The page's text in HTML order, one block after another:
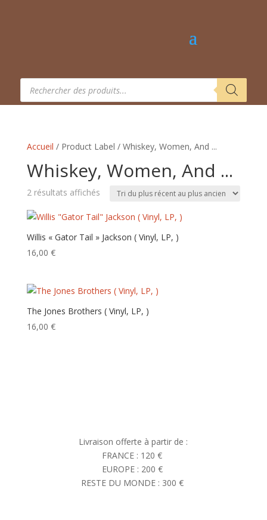
Recherche
produits
Accueil / Product Label / Whiskey, Women, And ...
Whiskey, Women, And ...
2 résultats affichésTrié
plus
récent
Willis « Gator Tail » Jackson‎ ( Vinyl, LP, )
16,00 €
The Jones Brothers‎ ( Vinyl, LP, )
16,00 €
Livraison offerte à partir de :
FRANCE : 120 €
EUROPE : 200 €
RESTE DU MONDE : 300 €